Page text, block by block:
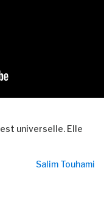
est universelle. Elle
Salim Touhami